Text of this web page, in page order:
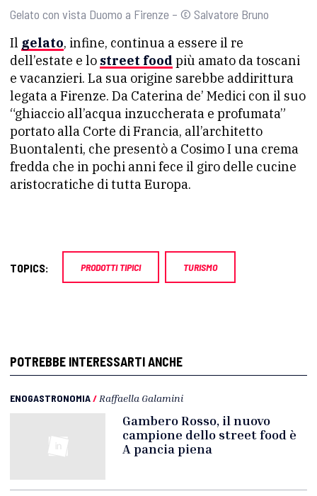
Gelato con vista Duomo a Firenze – © Salvatore Bruno
Il gelato, infine, continua a essere il re
dell’estate e lo street food più amato da toscani
e vacanzieri. La sua origine sarebbe addirittura
legata a Firenze. Da Caterina de’ Medici con il suo
“ghiaccio all’acqua inzuccherata e profumata”
portato alla Corte di Francia, all’architetto
Buontalenti, che presentò a Cosimo I una crema
fredda che in pochi anni fece il giro delle cucine
aristocratiche di tutta Europa.
TOPICS: PRODOTTI TIPICI TURISMO
POTREBBE INTERESSARTI ANCHE
ENOGASTRONOMIA/ Raffaella Galamini
Gambero Rosso, il nuovo
campione dello street food è
A pancia piena